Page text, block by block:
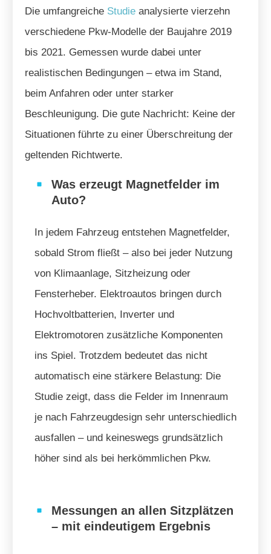
Die umfangreiche Studie analysierte vierzehn
verschiedene Pkw-Modelle der Baujahre 2019
bis 2021. Gemessen wurde dabei unter
realistischen Bedingungen – etwa im Stand,
beim Anfahren oder unter starker
Beschleunigung. Die gute Nachricht: Keine der
Situationen führte zu einer Überschreitung der
geltenden Richtwerte.
Was erzeugt Magnetfelder im
Auto?
In jedem Fahrzeug entstehen Magnetfelder,
sobald Strom fließt – also bei jeder Nutzung
von Klimaanlage, Sitzheizung oder
Fensterheber. Elektroautos bringen durch
Hochvoltbatterien, Inverter und
Elektromotoren zusätzliche Komponenten
ins Spiel. Trotzdem bedeutet das nicht
automatisch eine stärkere Belastung: Die
Studie zeigt, dass die Felder im Innenraum
je nach Fahrzeugdesign sehr unterschiedlich
ausfallen – und keineswegs grundsätzlich
höher sind als bei herkömmlichen Pkw.
Messungen an allen Sitzplätzen
– mit eindeutigem Ergebnis